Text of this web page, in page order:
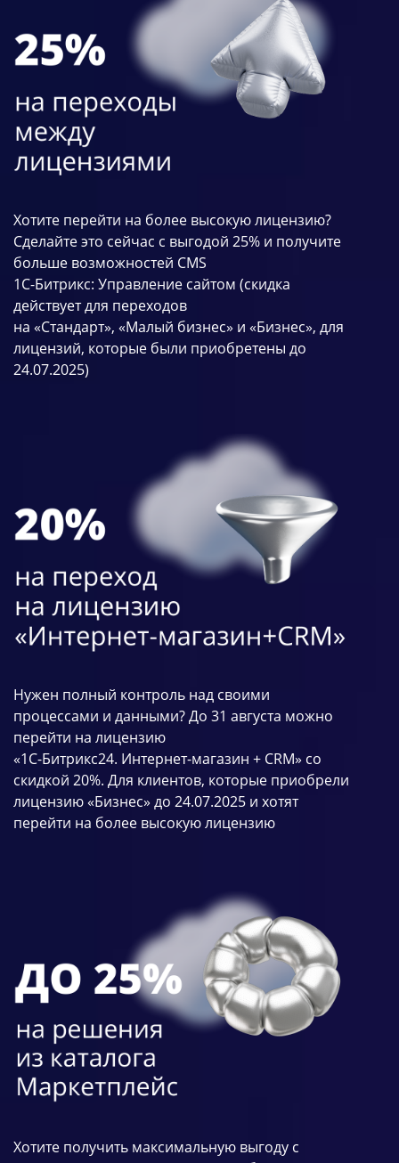
Хотите перейти на более высокую лицензию?
Сделайте это сейчас с выгодой 25% и получите
больше возможностей CMS
1С-Битрикс: Управление сайтом (скидка
действует для переходов
на «Стандарт», «Малый бизнес» и «Бизнес», для
лицензий, которые были приобретены до
24.07.2025)
Нужен полный контроль над своими
процессами и данными? До 31 августа можно
перейти на лицензию
«1С-Битрикс24. Интернет-магазин + CRM» со
скидкой 20%. Для клиентов, которые приобрели
лицензию «Бизнес» до 24.07.2025 и хотят
перейти на более высокую лицензию
Хотите получить максимальную выгоду с